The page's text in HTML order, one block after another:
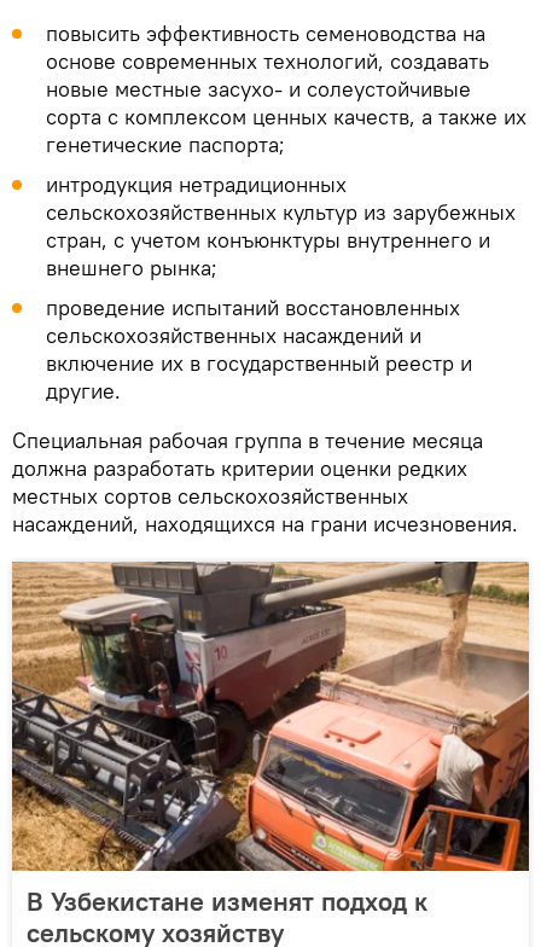
повысить эффективность семеноводства на
основе современных технологий, создавать
новые местные засухо- и солеустойчивые
сорта с комплексом ценных качеств, а также их
генетические паспорта;
интродукция нетрадиционных
сельскохозяйственных культур из зарубежных
стран, с учетом конъюнктуры внутреннего и
внешнего рынка;
проведение испытаний восстановленных
сельскохозяйственных насаждений и
включение их в государственный реестр и
другие.
Специальная рабочая группа в течение месяца
должна разработать критерии оценки редких
местных сортов сельскохозяйственных
насаждений, находящихся на грани исчезновения.
В Узбекистане изменят подход к
сельскому хозяйству